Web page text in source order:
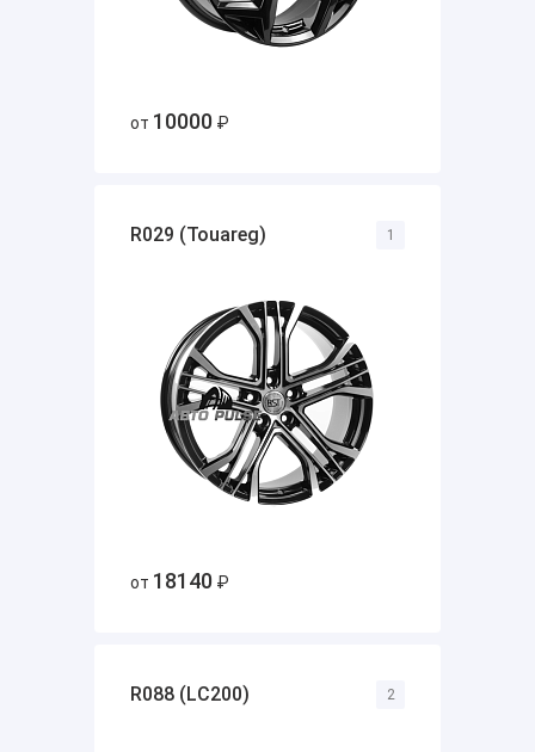
от 10000 ₽
R029 (Touareg)
от 18140 ₽
1
R088 (LC200) 2